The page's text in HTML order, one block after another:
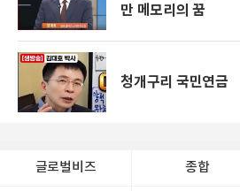
만 메모리의 꿈
청개구리 국민연금
글로벌비즈 종합